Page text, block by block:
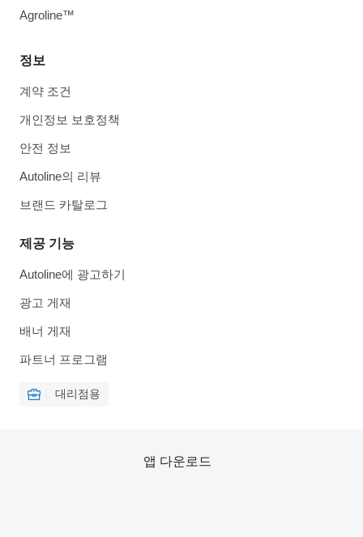
정보
계약 조건
개인정보 보호정책
안전 정보
Autoline의 리뷰
브랜드 카탈로그
제공 기능
Autoline에 광고하기
광고 게재
배너 게재
파트너 프로그램
대리점용
Agroline™
앱 다운로드